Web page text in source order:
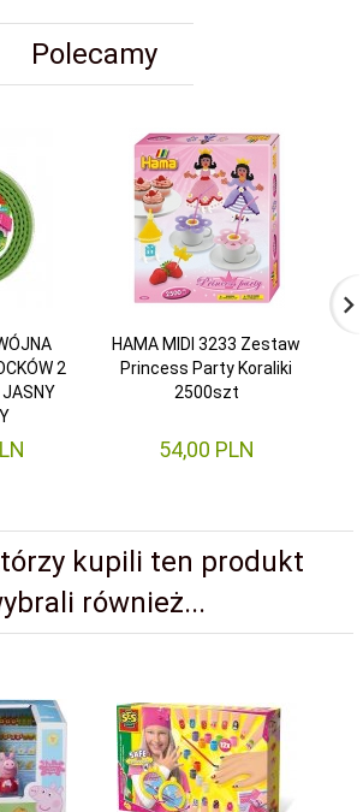
Polecamy
2
JASNY
HAMA MIDI 3233 Zestaw
Princess Party Koraliki
2500szt
54,00 PLN
kupili ten produkt
również...